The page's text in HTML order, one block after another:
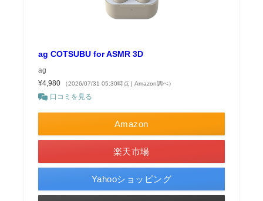
ag COTSUBU for ASMR 3D
ag
¥4,980
（2026/07/31 05:30時点 | Amazon調べ）
口コミを見る
Amazon
楽天市場
Yahooショッピング